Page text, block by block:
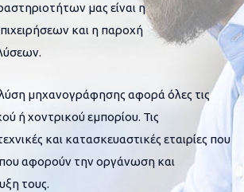
μας είναι η
και η παροχή
μηχανογράφησης αφορά όλες τις
ή χοντρικού εμπορίου. Τις
και κατασκευαστικές εταιρίες που
αφορούν την οργάνωση και
τους.